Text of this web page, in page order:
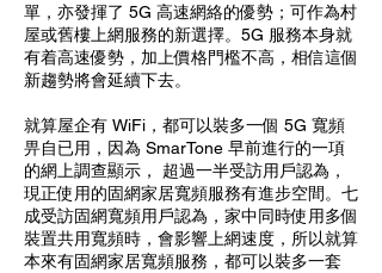
單，亦發揮了 5G 高速網絡的優勢；可作為村
屋或舊樓上網服務的新選擇。 5G 服務本身就
有着高速優勢，加上價格門檻不高，相信這個
新趨勢將會延續下去。
就算屋企有 WiFi，都可以裝多一個 5G 寬頻
畀自已用，因為 SmarTone 早前進行的一項
的網上調查顯示， 超過一半受訪用戶認為，
現正使用的固網家居寬頻服務有進步空間。七
成受訪固網寬頻用戶認為，家中同時使用多個
裝置共用寬頻時，會影響上網速度，所以就算
本來有固網家居寬頻服務，都可以裝多一套